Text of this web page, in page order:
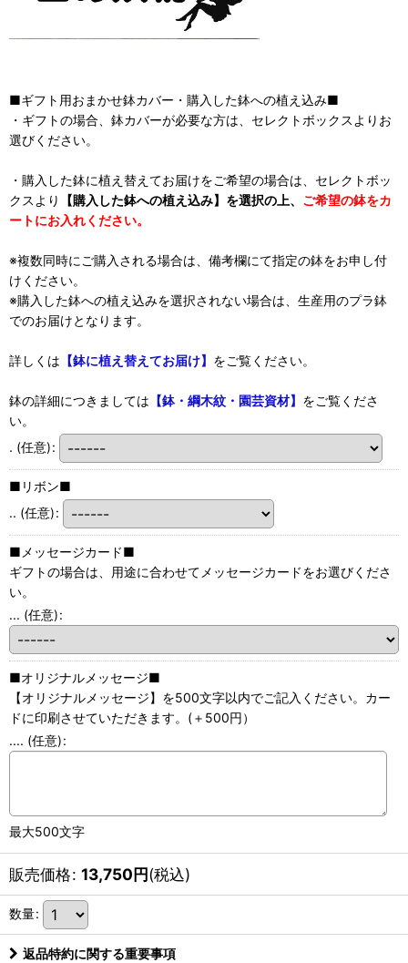
■ギフト用おまかせ鉢カバー・購入した鉢への植え込み■
・ギフトの場合、鉢カバーが必要な方は、セレクトボックスよりお
選びください。
・購入した鉢に植え替えてお届けをご希望の場合は、セレクトボッ
クスより
【購入した鉢への植え込み】を選択の上、 ご希望の鉢をカ
ートにお入れください。
※複数同時にご購入される場合は、備考欄にて指定の鉢をお申し付
けください。
※購入した鉢への植え込みを選択されない場合は、生産用のプラ鉢
でのお届けとなります。
詳しくは 【鉢に植え替えてお届け】 をご覧ください。
鉢の詳細につきましては 【鉢・綱木紋・園芸資材】 をご覧くださ
い。
. (任意):
■リボン■
.. (任意):
■メッセージカード■
ギフトの場合は、用途に合わせてメッセージカードをお選びくださ
い。
... (任意):
■オリジナルメッセージ■
【オリジナルメッセージ】を500文字以内でご記入ください。カー
ドに印刷させていただきます。(＋500円）
.... (任意):
最大500文字
販売価格: 13,750円(税込)
数量:
返品特約に関する重要事項